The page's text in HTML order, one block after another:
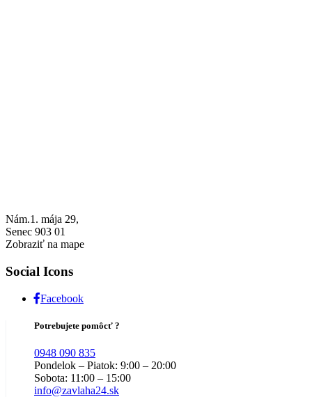
Nám.1. mája 29,
Senec 903 01
Zobraziť na mape
Social Icons
Facebook
Potrebujete pomôcť ?
0948 090 835
Pondelok – Piatok: 9:00 – 20:00
Sobota: 11:00 – 15:00
info@zavlaha24.sk